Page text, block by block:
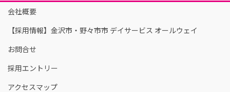
会社概要
【採用情報】金沢市・野々市市 デイサービス オールウェイ
お問合せ
採用エントリー
アクセスマップ